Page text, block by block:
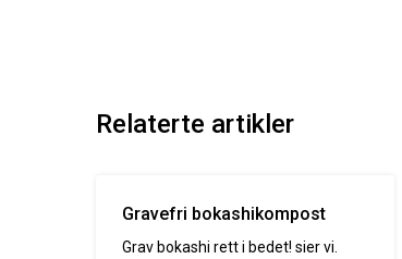
Relaterte artikler
Gravefri bokashikompost
Grav bokashi rett i bedet! sier vi.